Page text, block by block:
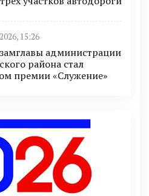
15:26
администрации
района стал
премии «Служение»